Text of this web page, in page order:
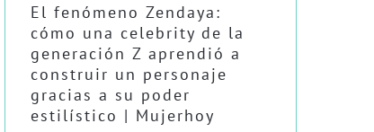
El fenómeno Zendaya:
cómo una celebrity de la
generación Z aprendió a
construir un personaje
gracias a su poder
estilístico | Mujerhoy